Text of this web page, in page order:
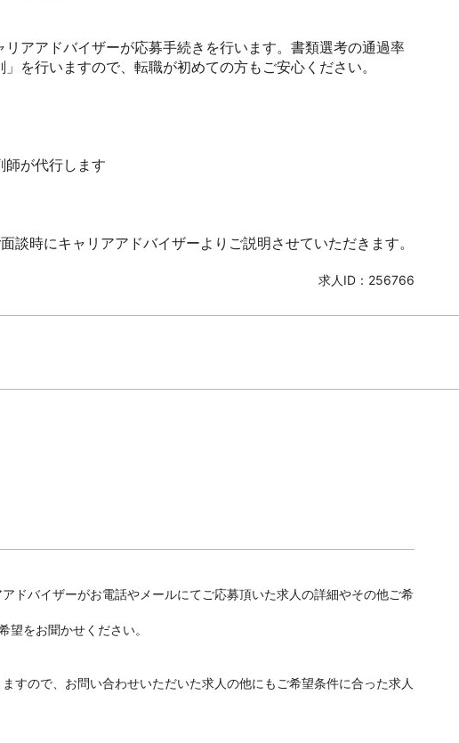
アアドバイザーが応募手続きを行います。書類選考の通過率
を行いますので、転職が初めての方もご安心ください。
師が代行します
談時にキャリアアドバイザーよりご説明させていただきます。
求人ID： 256766
ドバイザーがお電話やメールにてご応募頂いた求人の詳細やその他ご希
をお聞かせください。
すので、お問い合わせいただいた求人の他にもご希望条件に合った求人